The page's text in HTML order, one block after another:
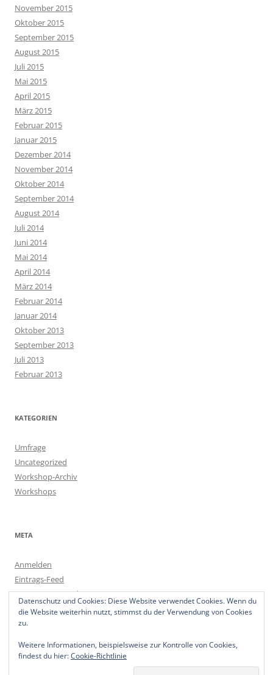
November 2015
Oktober 2015
September 2015
August 2015
Juli 2015
Mai 2015
April 2015
März 2015
Februar 2015
Januar 2015
Dezember 2014
November 2014
Oktober 2014
September 2014
August 2014
Juli 2014
Juni 2014
Mai 2014
April 2014
März 2014
Februar 2014
Januar 2014
Oktober 2013
September 2013
Juli 2013
Februar 2013
KATEGORIEN
Umfrage
Uncategorized
Workshop-Archiv
Workshops
META
Anmelden
Eintrags-Feed
Kommentar-Feed
WordPress.org
Datenschutz und Cookies: Diese Website verwendet Cookies. Wenn du
die Website weiterhin nutzt, stimmst du der Verwendung von Cookies
zu.
Weitere Informationen, beispielsweise zur Kontrolle von Cookies,
findest du hier:Cookie-Richtlinie